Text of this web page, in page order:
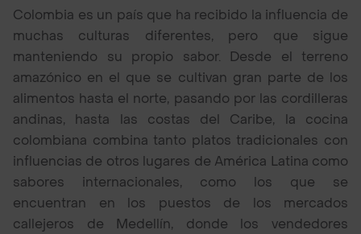
Colombia es un país que ha recibido la influencia de
muchas culturas diferentes, pero que sigue
manteniendo su propio sabor. Desde el terreno
amazónico en el que se cultivan gran parte de los
alimentos hasta el norte, pasando por las cordilleras
andinas, hasta las costas del Caribe, la cocina
colombiana combina tanto platos tradicionales con
influencias de otros lugares de América Latina como
sabores internacionales, como los que se
encuentran en los puestos de los mercados
callejeros de Medellín, donde los vendedores